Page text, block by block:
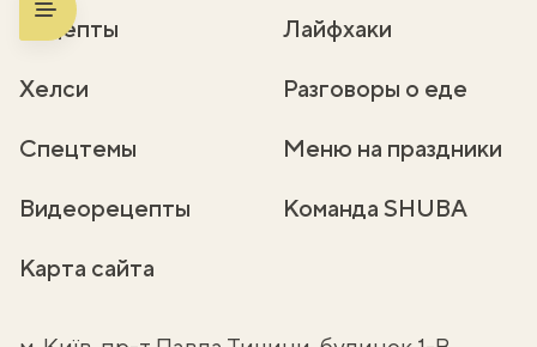
Рецепты Лайфхаки
Хелси Разговоры о еде
Спецтемы Меню на праздники
Видеорецепты Команда SHUBA
Карта сайта